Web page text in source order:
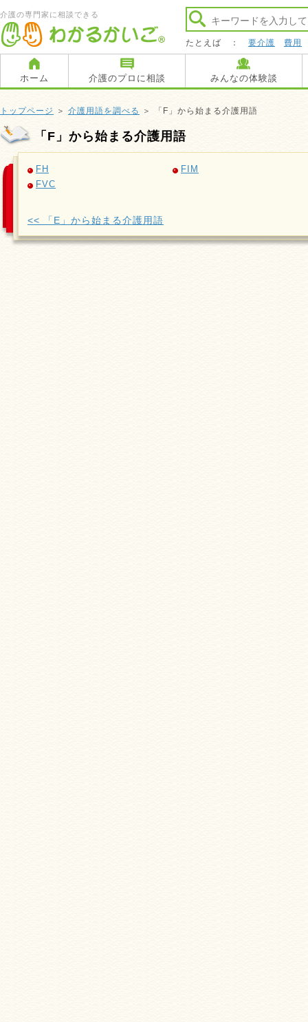
介護の専門家に相談できる
たとえば ： 要介護 費用
ホーム 介護のプロに相談 みんなの体験談
トップページ ＞ 介護用語を調べる ＞ 「F」から始まる介護用語
「F」から始まる介護用語
FH
FIM
FVC
<< 「E」から始まる介護用語